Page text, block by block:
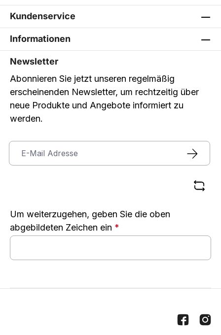
Kundenservice
Informationen
Newsletter
Abonnieren Sie jetzt unseren regelmäßig
erscheinenden Newsletter, um rechtzeitig über
neue Produkte und Angebote informiert zu
werden.
Um weiterzugehen, geben Sie die oben
abgebildeten Zeichen ein *